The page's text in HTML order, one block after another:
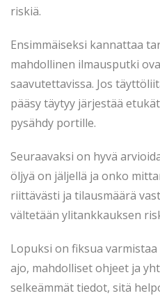
riskiä.
Ensimmäiseksi kannattaa
mahdollinen ilmausputki
saavutettavissa. Jos
pääsy täytyy järjestää
pysähdy portille.
Seuraavaksi on hyvä
öljyä on jäljellä ja onko
riittävästi ja tilausmäärä
vältetään ylitankkauksen
Lopuksi on fiksua
ajo, mahdolliset ohjeet ja
selkeämmät tiedot, sitä